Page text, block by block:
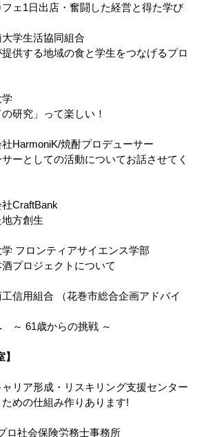
1日出店・奮闘した経営と得た学び
学生活協同組合
する地域の食と学生をつなげるプロ
究」って楽しい！
HarmoniK/焼酎プロデューサー
としての活動についてお話させてく
CraftBank
方創生
フロンティアサイエンス学部
ロジェクトについて
信用組合 （花巻市総合企画アドバイ
61歳からの挑戦 ～
リア形成・リスキリング支援センター
の仕組み作りあります!
社会保険労務士事務所